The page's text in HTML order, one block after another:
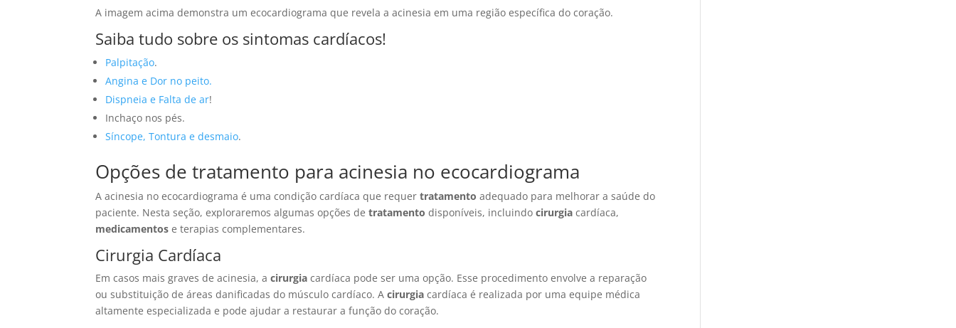
A imagem acima demonstra um ecocardiograma que revela a acinesia em uma região específica do coração.
Saiba tudo sobre os sintomas cardíacos!
Palpitação.
Angina e Dor no peito.
Dispneia e Falta de ar!
Inchaço nos pés.
Síncope, Tontura e desmaio.
Opções de tratamento para acinesia no ecocardiograma
A acinesia no ecocardiograma é uma condição cardíaca que requertratamento adequado para melhorar a saúde do
paciente. Nesta seção, exploraremos algumas opções detratamento disponíveis, incluindocirurgia cardíaca,
medicamentos e terapias complementares.
Cirurgia Cardíaca
Em casos mais graves de acinesia, acirurgia cardíaca pode ser uma opção. Esse procedimento envolve a reparação
ou substituição de áreas danificadas do músculo cardíaco. Acirurgia cardíaca é realizada por uma equipe médica
altamente especializada e pode ajudar a restaurar a função do coração.